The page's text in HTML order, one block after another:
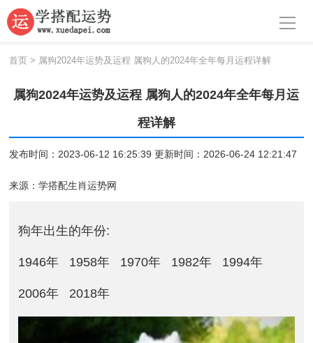
导航
首页
周公解梦
八字算命
面相
首页 > 属狗2024年运势及运程 属狗人的2024年全年每月运程详解
属狗2024年运势及运程 属狗人的2024年全年每月运
程详解
发布时间：2023-06-12 16:25:39 更新时间：2026-06-24 12:21:47
来源：学搭配生肖运势网
狗年出生的年份:
1946年 1958年 1970年 1982年 1994年
2006年 2018年